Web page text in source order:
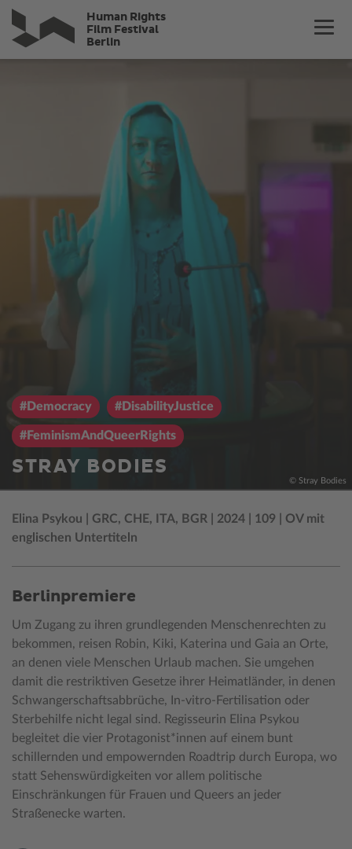
Direkt
zum
Inhalt
Human Rights
Film Festival
Berlin
#Democracy #DisabilityJustice
#FeminismAndQueerRights
STRAY BODIES
© Stray Bodies
Elina Psykou | GRC, CHE, ITA, BGR | 2024 | 109 | OV mit
englischen Untertiteln
Berlinpremiere
Um Zugang zu ihren grundlegenden Menschenrechten zu
bekommen, reisen Robin, Kiki, Katerina und Gaia an Orte,
an denen viele Menschen Urlaub machen. Sie umgehen
damit die restriktiven Gesetze ihrer Heimatländer, in denen
Schwangerschaftsabbrüche, In-vitro-Fertilisation oder
Sterbehilfe nicht legal sind. Regisseurin Elina Psykou
begleitet die vier Protagonist*innen auf einem bunt
schillernden und empowernden Roadtrip durch Europa, wo
statt Sehenswürdigkeiten vor allem politische
Einschränkungen für Frauen und Queers an jeder
Straßenecke warten.